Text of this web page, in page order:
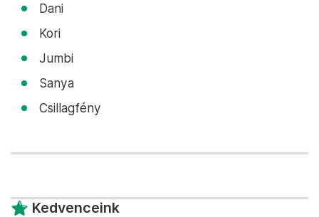
Dani
Kori
Jumbi
Sanya
Csillagfény
Kedvenceink